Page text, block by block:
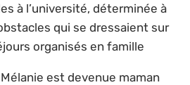
à l’université, déterminée à
qui se dressaient sur
organisés en famille
Mélanie est devenue maman